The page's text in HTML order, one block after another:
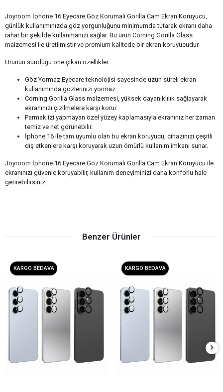
Joyroom İphone 16 Eyecare Göz Korumalı Gorilla Cam Ekran Koruyucu,
günlük kullanımınızda göz yorgunluğunu minimumda tutarak ekranı daha
rahat bir şekilde kullanmanızı sağlar. Bu ürün Corning Gorilla Glass
malzemesi ile üretilmiştir ve premium kalitede bir ekran koruyucudur.
Ürünün sunduğu öne çıkan özellikler:
Göz Yormaz Eyecare teknolojisi sayesinde uzun süreli ekran
kullanımında gözlerinizi yormaz.
Corning Gorilla Glass malzemesi, yüksek dayanıklılık sağlayarak
ekranınızı çizilmelere karşı korur.
Parmak izi yapmayan özel yüzey kaplamasıyla ekranınız her zaman
temiz ve net görünebilir.
İphone 16 ile tam uyumlu olan bu ekran koruyucu, cihazınızı çeşitli
dış etkenlere karşı koruyarak uzun ömürlü kullanım imkanı sunar.
Joyroom İphone 16 Eyecare Göz Korumalı Gorilla Cam Ekran Koruyucu ile
ekranınızı güvenle koruyabilir, kullanım deneyiminizi daha konforlu hale
getirebilirsiniz.
Benzer Ürünler
KARGO BEDAVA KARGO BEDAVA